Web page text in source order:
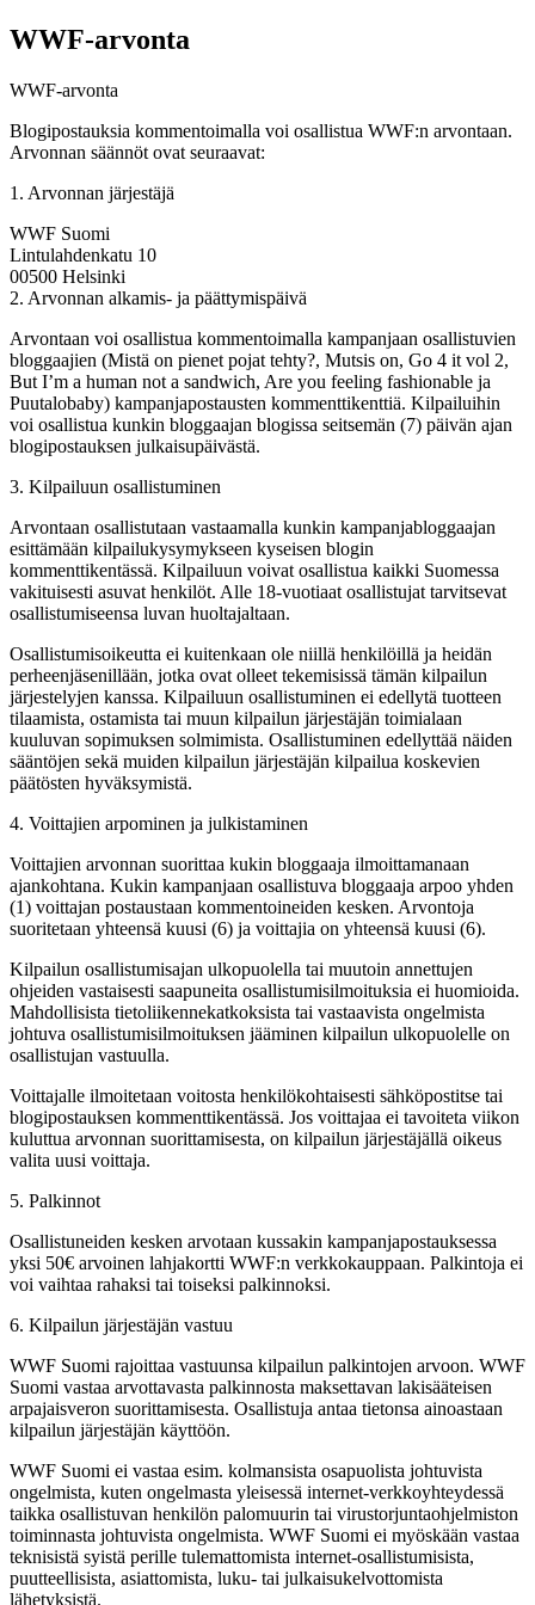
WWF-arvonta
WWF-arvonta
Blogipostauksia kommentoimalla voi osallistua WWF:n arvontaan.
Arvonnan säännöt ovat seuraavat:
1. Arvonnan järjestäjä
WWF Suomi
Lintulahdenkatu 10
00500 Helsinki
2. Arvonnan alkamis- ja päättymispäivä
Arvontaan voi osallistua kommentoimalla kampanjaan osallistuvien
bloggaajien (Mistä on pienet pojat tehty?, Mutsis on, Go 4 it vol 2,
But I’m a human not a sandwich, Are you feeling fashionable ja
Puutalobaby) kampanjapostausten kommenttikenttiä. Kilpailuihin
voi osallistua kunkin bloggaajan blogissa seitsemän (7) päivän ajan
blogipostauksen julkaisupäivästä.
3. Kilpailuun osallistuminen
Arvontaan osallistutaan vastaamalla kunkin kampanjabloggaajan
esittämään kilpailukysymykseen kyseisen blogin
kommenttikentässä. Kilpailuun voivat osallistua kaikki Suomessa
vakituisesti asuvat henkilöt. Alle 18-vuotiaat osallistujat tarvitsevat
osallistumiseensa luvan huoltajaltaan.
Osallistumisoikeutta ei kuitenkaan ole niillä henkilöillä ja heidän
perheenjäsenillään, jotka ovat olleet tekemisissä tämän kilpailun
järjestelyjen kanssa. Kilpailuun osallistuminen ei edellytä tuotteen
tilaamista, ostamista tai muun kilpailun järjestäjän toimialaan
kuuluvan sopimuksen solmimista. Osallistuminen edellyttää näiden
sääntöjen sekä muiden kilpailun järjestäjän kilpailua koskevien
päätösten hyväksymistä.
4. Voittajien arpominen ja julkistaminen
Voittajien arvonnan suorittaa kukin bloggaaja ilmoittamanaan
ajankohtana. Kukin kampanjaan osallistuva bloggaaja arpoo yhden
(1) voittajan postaustaan kommentoineiden kesken. Arvontoja
suoritetaan yhteensä kuusi (6) ja voittajia on yhteensä kuusi (6).
Kilpailun osallistumisajan ulkopuolella tai muutoin annettujen
ohjeiden vastaisesti saapuneita osallistumisilmoituksia ei huomioida.
Mahdollisista tietoliikennekatkoksista tai vastaavista ongelmista
johtuva osallistumisilmoituksen jääminen kilpailun ulkopuolelle on
osallistujan vastuulla.
Voittajalle ilmoitetaan voitosta henkilökohtaisesti sähköpostitse tai
blogipostauksen kommenttikentässä. Jos voittajaa ei tavoiteta viikon
kuluttua arvonnan suorittamisesta, on kilpailun järjestäjällä oikeus
valita uusi voittaja.
5. Palkinnot
Osallistuneiden kesken arvotaan kussakin kampanjapostauksessa
yksi 50€ arvoinen lahjakortti WWF:n verkkokauppaan. Palkintoja ei
voi vaihtaa rahaksi tai toiseksi palkinnoksi.
6. Kilpailun järjestäjän vastuu
WWF Suomi rajoittaa vastuunsa kilpailun palkintojen arvoon. WWF
Suomi vastaa arvottavasta palkinnosta maksettavan lakisääteisen
arpajaisveron suorittamisesta. Osallistuja antaa tietonsa ainoastaan
kilpailun järjestäjän käyttöön.
WWF Suomi ei vastaa esim. kolmansista osapuolista johtuvista
ongelmista, kuten ongelmasta yleisessä internet-verkkoyhteydessä
taikka osallistuvan henkilön palomuurin tai virustorjuntaohjelmiston
toiminnasta johtuvista ongelmista. WWF Suomi ei myöskään vastaa
teknisistä syistä perille tulemattomista internet-osallistumisista,
puutteellisista, asiattomista, luku- tai julkaisukelvottomista
lähetyksistä.